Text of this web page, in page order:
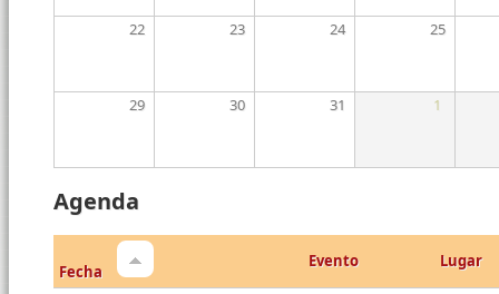
22 23 24 25
29 30 31 1
Agenda
Fecha
Evento Lugar